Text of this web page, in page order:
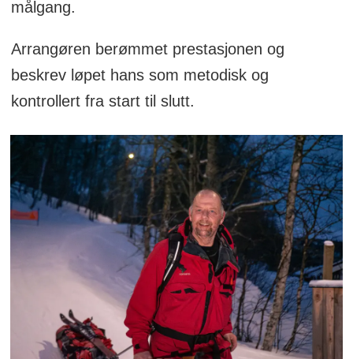
målgang.
Arrangøren berømmet prestasjonen og
beskrev løpet hans som metodisk og
kontrollert fra start til slutt.